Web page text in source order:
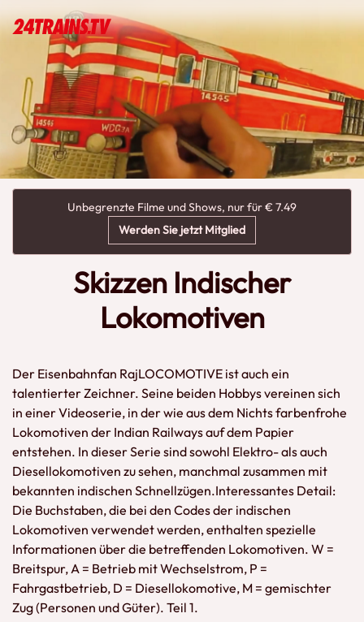
Unbegrenzte Filme und Shows, nur für € 7.49
Werden Sie jetzt Mitglied
Skizzen Indischer
Lokomotiven
Der Eisenbahnfan RajLOCOMOTIVE ist auch ein
talentierter Zeichner. Seine beiden Hobbys vereinen sich
in einer Videoserie, in der wie aus dem Nichts farbenfrohe
Lokomotiven der Indian Railways auf dem Papier
entstehen. In dieser Serie sind sowohl Elektro- als auch
Diesellokomotiven zu sehen, manchmal zusammen mit
bekannten indischen Schnellzügen.Interessantes Detail:
Die Buchstaben, die bei den Codes der indischen
Lokomotiven verwendet werden, enthalten spezielle
Informationen über die betreffenden Lokomotiven. W =
Breitspur, A = Betrieb mit Wechselstrom, P =
Fahrgastbetrieb, D = Diesellokomotive, M = gemischter
Zug (Personen und Güter). Teil 1.